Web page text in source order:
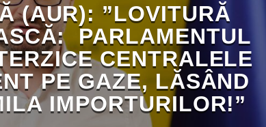
(AUR): ”LOVITURĂ
PARLAMENTUL
CENTRALELE
PE GAZE, LĂSÂND
IMPORTURILOR!”